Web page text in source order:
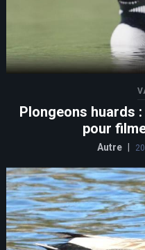
Plongeons huards
pour
Autre